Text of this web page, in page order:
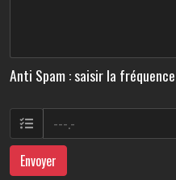
Anti Spam : saisir la
Envoyer